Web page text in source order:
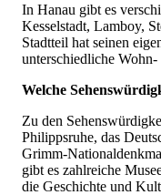
In Hanau gibt es
Kesselstadt, Lamboy,
Stadtteil hat seinen
unterschiedliche
Welche
Zu den
Philippsruhe, das
Grimm-
gibt es zahlreiche
die Geschichte und